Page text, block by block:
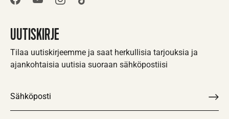
UUTISKIRJE
Tilaa uutiskirjeemme ja saat herkullisia tarjouksia ja
ajankohtaisia uutisia suoraan sähköpostiisi